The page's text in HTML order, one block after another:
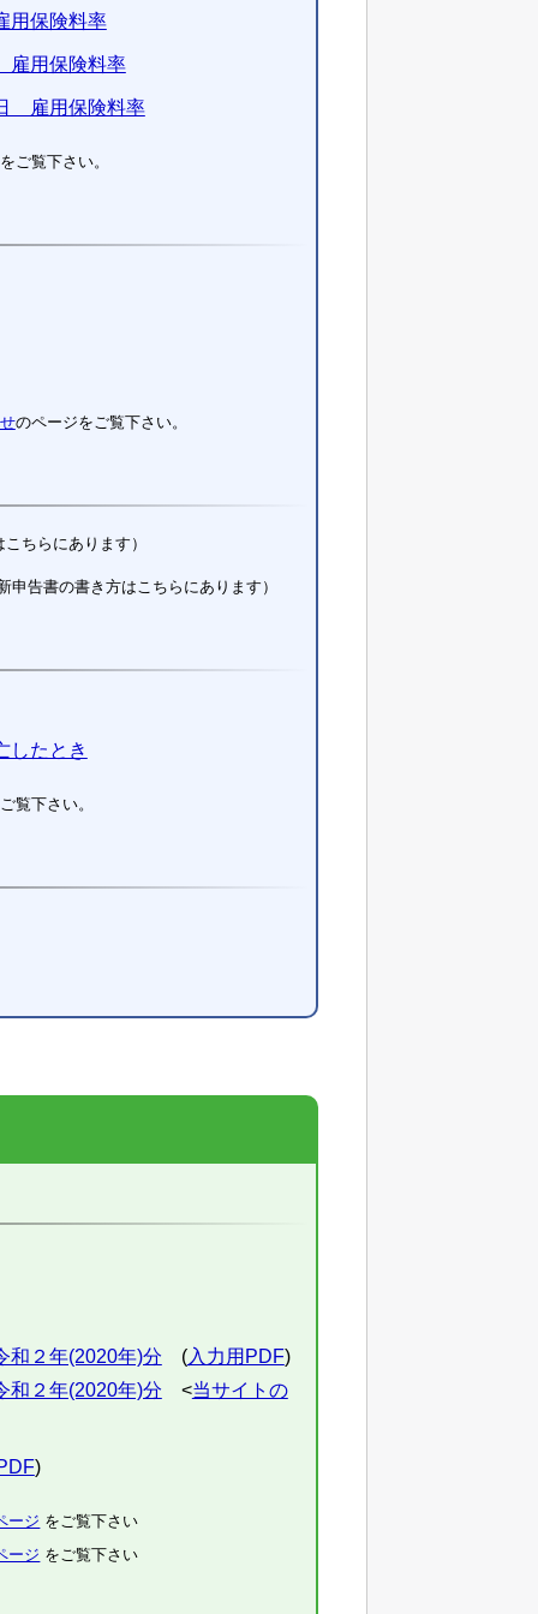
用保険料率
雇用保険料率
雇用保険料率
ご覧下さい。
のページをご覧下さい。
ちらにあります）
申告書の書き方はこちらにあります）
したとき
覧下さい。
２年(2020年)分 (入力用PDF)
２年(2020年)分 <当サイトの
)
ージ をご覧下さい
ージ をご覧下さい